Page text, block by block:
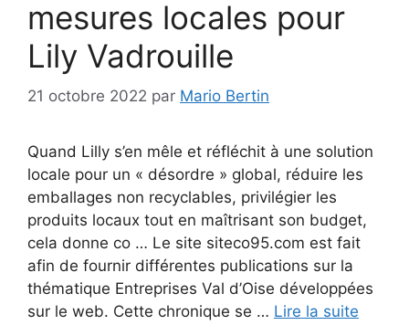
mesures locales pour
Lily Vadrouille
21 octobre 2022 par Mario Bertin
Quand Lilly s’en mêle et réfléchit à une solution
locale pour un « désordre » global, réduire les
emballages non recyclables, privilégier les
produits locaux tout en maîtrisant son budget,
cela donne co … Le site siteco95.com est fait
afin de fournir différentes publications sur la
thématique Entreprises Val d’Oise développées
sur le web. Cette chronique se … Lire la suite